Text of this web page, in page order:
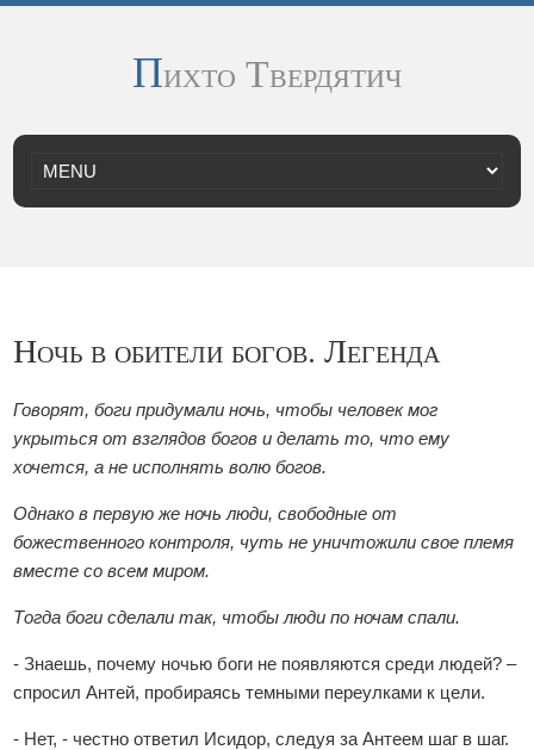
Пихто Твердятич
Ночь в обители богов. Легенда
Говорят, боги придумали ночь, чтобы человек мог
укрыться от взглядов богов и делать то, что ему
хочется, а не исполнять волю богов.
Однако в первую же ночь люди, свободные от
божественного контроля, чуть не уничтожили свое племя
вместе со всем миром.
Тогда боги сделали так, чтобы люди по ночам спали.
- Знаешь, почему ночью боги не появляются среди людей? –
спросил Антей, пробираясь темными переулками к цели.
- Нет, - честно ответил Исидор, следуя за Антеем шаг в шаг.